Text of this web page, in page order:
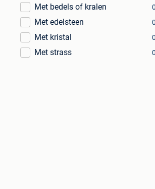
Met bedels of kralen
0
Met edelsteen 0
Met kristal 0
Met strass 0